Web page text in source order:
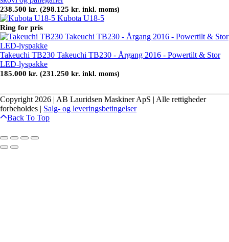
238.500 kr. (298.125 kr. inkl. moms)
Kubota U18-5
Ring for pris
Takeuchi TB230 Takeuchi TB230 - Årgang 2016 - Powertilt & Stor
LED-lyspakke
185.000 kr. (231.250 kr. inkl. moms)
Copyright 2026 | AB Lauridsen Maskiner ApS | Alle rettigheder
forbeholdes | Salg- og leveringsbetingelser
Back To Top